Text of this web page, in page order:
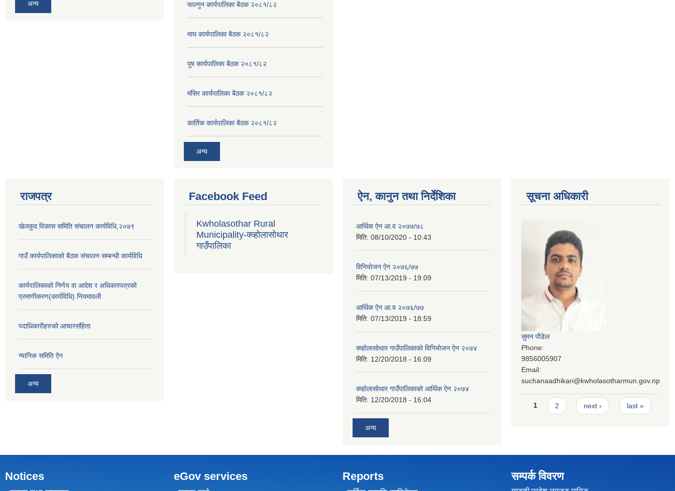
अन्य फाल्गुन कार्यपालिका बैठक २०८१/८२
माघ कार्यपालिका बैठक २०८१/८२
पुष कार्यपालिका बैठक २०८१/८२
मंसिर कार्यपालिका बैठक २०८१/८२
कार्तिक कार्यपालिका बैठक २०८१/८२
अन्य
राजपत्र
खेलकुद विकास समिति संचालन कार्यविधि,२०७९
गाउँ कार्यपालिकाको बैठक संचालन सम्बन्धी कार्यविधि
कार्यपालिकाको निर्णय वा आदेश र अधिकारपत्रको
प्रमाणीकरण(कार्यविधि) नियमावली
पदाधिकारीहरुको आचारसंहिता
न्यानिक समिति ऐन
अन्य
Facebook Feed
Kwholasothar Rural
Municipality-क्व्होलासोथार
गाउँपालिका
ऐन, कानुन तथा निर्देशिका
आर्थिक ऐन आ.व २०७७/७८
मिति: 08/10/2020 - 10:43
विनियोजन ऐन २०७६/७७
मिति: 07/13/2019 - 19:09
आर्थिक ऐन आ.व २०७६/७७
मिति: 07/13/2019 - 18:59
क्व्होलासोथार गाउँपालिकाको विनियोजन ऐन २०७४
मिति: 12/20/2018 - 16:09
क्व्होलासोथार गाउँपालिकाको आर्थिक ऐन २०७४
मिति: 12/20/2018 - 16:04
अन्य
सूचना अधिकारी
सुमन पौडेल
Phone:
9856005907
Email:
suchanaadhikari@kwholasotharmun.gov.np
Pages
1 2 next › last »
Notices eGov services Reports सम्पर्क विवरण